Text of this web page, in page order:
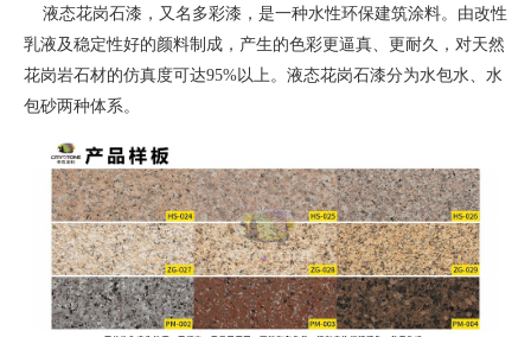
液态花岗石漆，又名多彩漆，是一种水性环保建筑涂料。由改性
乳液及稳定性好的颜料制成，产生的色彩更逼真、更耐久，对天然
花岗岩石材的仿真度可达95%以上。液态花岗石漆分为水包水、水
包砂两种体系。